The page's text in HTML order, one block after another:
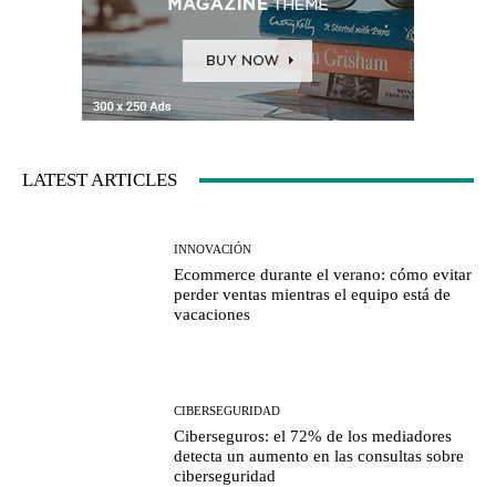
LATEST ARTICLES
INNOVACIÓN
Ecommerce durante el verano: cómo evitar
perder ventas mientras el equipo está de
vacaciones
CIBERSEGURIDAD
Ciberseguros: el 72% de los mediadores
detecta un aumento en las consultas sobre
ciberseguridad